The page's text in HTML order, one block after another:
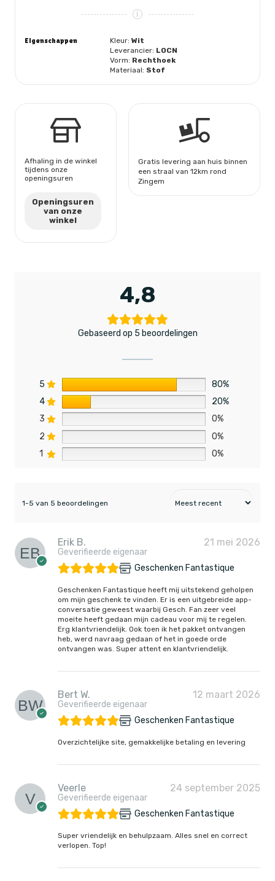
X
Eigenschappen Kleur:Wit
Leverancier: LOCN
Vorm: Rechthoek
Materiaal: Stof
Afhaling in de winkel
tijdens onze
openingsuren
Openingsuren
van onze
winkel
Gratis levering aan huis binnen
een straal van 12km rond
Zingem
4,8
Gebaseerd op 5 beoordelingen
5
80%
4
20%
3
0%
2
0%
1
0%
1-5 van 5 beoordelingen
Erik B.
Geverifieerde eigenaar
21 mei 2026
Geschenken Fantastique
Geschenken Fantastique heeft mij uitstekend geholpen
om mijn geschenk te vinden. Er is een uitgebreide app-
conversatie geweest waarbij Gesch. Fan zeer veel
moeite heeft gedaan mijn cadeau voor mij te regelen.
Erg klantvriendelijk. Ook toen ik het pakket ontvangen
heb, werd navraag gedaan of het in goede orde
ontvangen was. Super attent en klantvriendelijk.
Bert W.
Geverifieerde eigenaar
12 maart 2026
Geschenken Fantastique
Overzichtelijke site, gemakkelijke betaling en levering
Veerle
Geverifieerde eigenaar
24 september 2025
Geschenken Fantastique
Super vriendelijk en behulpzaam. Alles snel en correct
verlopen. Top!